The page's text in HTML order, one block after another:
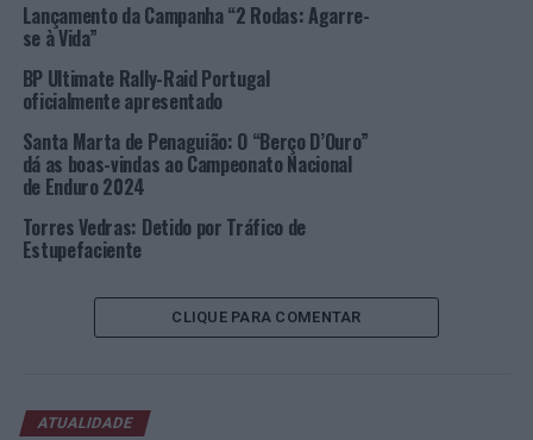
que aconteceu nas primeiras jornadas prometendo, mais
uma vez, um dia de emoções fortes e muita animação.
Esta terceira prova do 18º Troféu Yamaha engloba as
têm início pelas 7h30 e os treinos pelas 9h00. A primeira
corrida deverá iniciar-se pelas 13h50 e a última está
decorrer pelas 19h00. A entrada para assistir às corridas
é livre.
Lançamento da Campanha “2 Rodas: Agarre-
se à Vida”
BP Ultimate Rally-Raid Portugal
oficialmente apresentado
Santa Marta de Penaguião: O “Berço D’Ouro”
dá as boas-vindas ao Campeonato Nacional
de Enduro 2024
Torres Vedras: Detido por Tráfico de
Estupefaciente
CLIQUE PARA COMENTAR
ATUALIDADE